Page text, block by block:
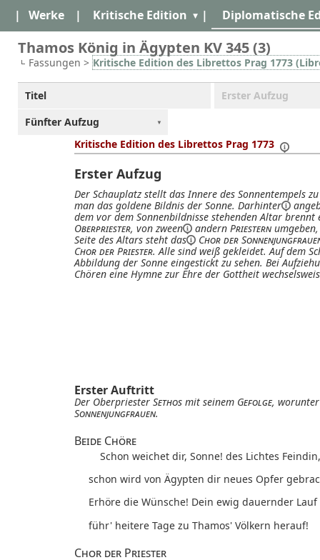
| Werke | Kritische Edition | Diplomatische
Thamos König in Ägypten KV 345 (3)
Fassungen > Kritische Edition des Librettos Prag 1773
Titel
Erster Aufzug
Fünfter Aufzug
Kritische Edition des Librettos Prag 1773
Erster Aufzug
Der Schauplatz stellt das Innere des Sonnentempels
man das goldene Bildnis der Sonne. Darhinter
dem vor dem Sonnenbildnisse stehenden Altar brennt
Oberpriester, von zween andern Priestern
Seite des Altars steht das
Chor der
Chor der Priester. Alle sind weiß gekleidet. Auf dem
Abbildung der Sonne eingestickt zu sehen. Bei
Chören eine Hymne zur Ehre der Gottheit
Erster Auftritt
Der Oberpriester Sethos mit seinem Gefolge,
Sonnenjungfrauen.
Beide Chöre
Schon weichet dir, Sonne! des Lichtes
schon wird von Ägypten dir neues Opfer
Erhöre die Wünsche! Dein ewig dauernder Lauf
führ' heitere Tage zu Thamos' Völkern herauf!
Chor der Priester